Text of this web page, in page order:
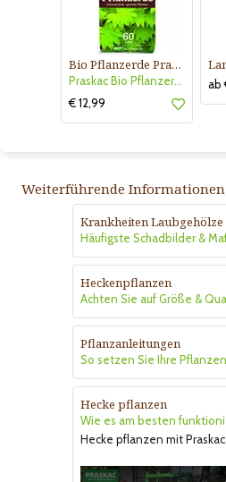
Bio Pflanzerde Praskac
Praskac Bio Pflanzerde
€ 12,99
ab
Weiterführende
Krankheiten Laubgehölze
Häufigste Schadbilder &
Heckenpflanzen
Achten Sie auf Größe &
Pflanzanleitungen
So setzen Sie Ihre
Hecke pflanzen
Wie es am besten
Hecke pflanzen mit Praskac.